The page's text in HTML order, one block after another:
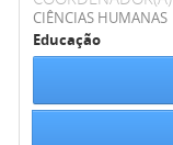
CIÊNCIAS HUMANAS
Educação